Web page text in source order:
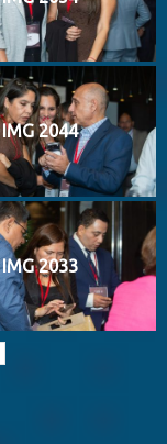
IMG 2044
IMG 2033